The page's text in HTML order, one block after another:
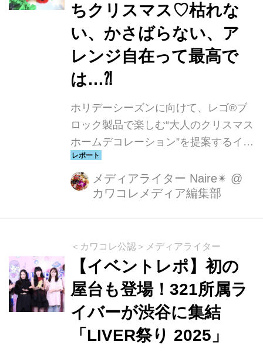
て実施。14⽇に東京国際フォーラムに
て行われた東京公演には、数千⼈規模
のファンが来場。トーク...
ちクリスマス♡枯れな
い、かさばらない、ア
レンジ自在って最高で
は…⁈
ホリデーシーズンに向けて、レゴ®ブ
ロック製品で楽しむ“大人のクリスマス
ホームデコレーション”を提案するイベ
ント「Build Your Christmas（ビルド
ユア クリスマス）」が、渋谷キャスト
にて期間限定で開催中！早速伺いまし
メディアライター Naire✴︎ @
カワコレメディア編集部
＜カワコレ公認＞メディアライター
【イベントレポ】初の
屋台も登場！321所属ラ
イバーが渋谷に集結
「LIVER祭り 2025」